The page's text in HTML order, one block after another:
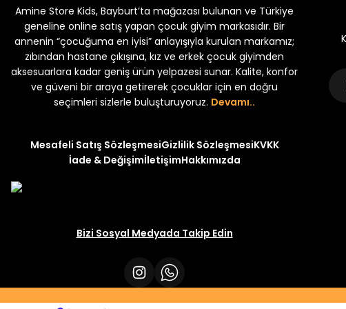
250 Yeni
₺ 320 ₺ 250 Yeni
₺ 320 ₺ 250
Amine Store Kids, Bayburt’ta mağazası bulunan ve Türkiye
geneline online satış yapan çocuk giyim markasıdır. Bir
annenin “çocuğuma en iyisi” anlayışıyla kurulan markamız;
zıbından hastane çıkışına, kız ve erkek çocuk giyimden
aksesuarlara kadar geniş ürün yelpazesi sunar. Kalite, konfor
ve güveni bir araya getirerek çocuklar için en doğru
seçimleri sizlerle buluşturuyoruz. Devamı..
Mesafeli Satış SözleşmesiGizlilik SözleşmesiKVKK
İade & DeğişimİletişimHakkımızda
Bizi Sosyal Medyada Takip Edin